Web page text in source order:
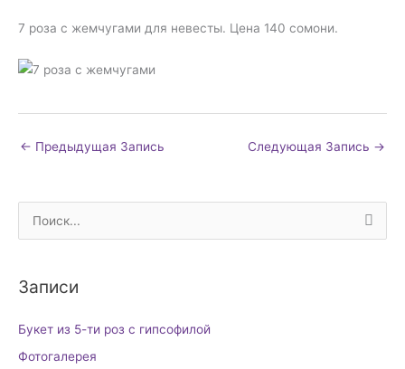
7 роза с жемчугами для невесты. Цена 140 сомони.
← Предыдущая Запись Следующая Запись →
с
к
Записи
Букет из 5-ти роз с гипсофилой
Фотогалерея